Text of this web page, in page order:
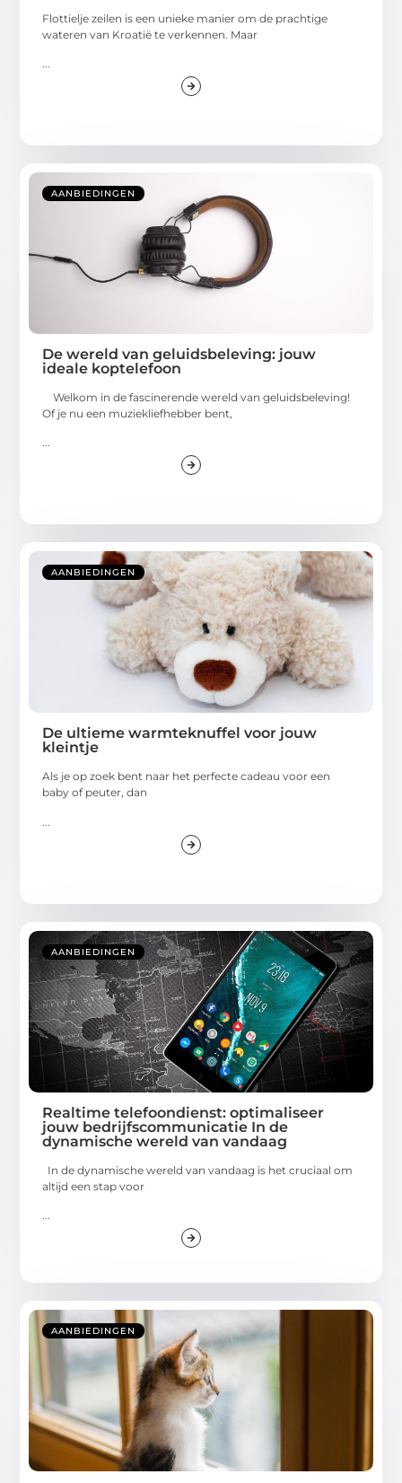
Flottielje zeilen is een unieke manier om de prachtige
wateren van Kroatië te verkennen. Maar
AANBIEDINGEN
De wereld van geluidsbeleving: jouw
ideale koptelefoon
Welkom in de fascinerende wereld van geluidsbeleving!
Of je nu een muziekliefhebber bent,
...
AANBIEDINGEN
De ultieme warmteknuffel voor jouw
kleintje
Als je op zoek bent naar het perfecte cadeau voor een
baby of peuter, dan
AANBIEDINGEN
Realtime telefoondienst: optimaliseer
jouw bedrijfscommunicatie In de
dynamische wereld van vandaag
In de dynamische wereld van vandaag is het cruciaal om
altijd een stap voor
...
AANBIEDINGEN